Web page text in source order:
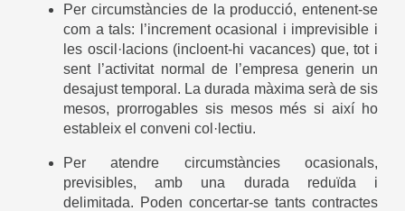
Per circumstàncies de la producció, entenent-se
com a tals: l’increment ocasional i imprevisible i
les oscil·lacions (incloent-hi vacances) que, tot i
sent l’activitat normal de l’empresa generin un
desajust temporal. La durada màxima serà de sis
mesos, prorrogables sis mesos més si així ho
estableix el conveni col·lectiu.
Per atendre circumstàncies ocasionals,
previsibles, amb una durada reduïda i
delimitada. Poden concertar-se tants contractes